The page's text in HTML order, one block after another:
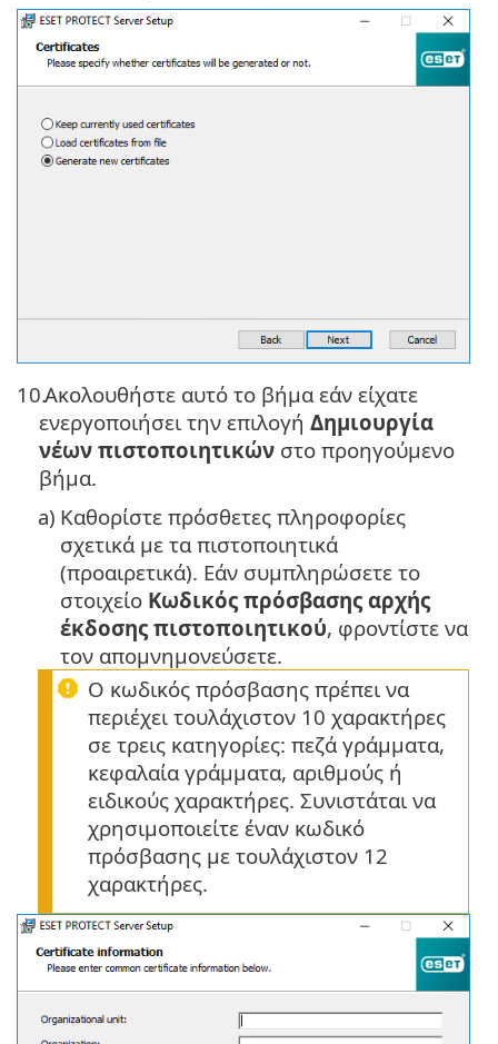
10.Ακολουθήστε αυτό το βήμα εάν είχατε
ενεργοποιήσει την επιλογή Δημιουργία
νέων πιστοποιητικών στο προηγούμενο
βήμα.
a) Καθορίστε πρόσθετες πληροφορίες
σχετικά με τα πιστοποιητικά
(προαιρετικά). Εάν συμπληρώσετε το
στοιχείο Κωδικός πρόσβασης αρχής
έκδοσης πιστοποιητικού, φροντίστε να
τον απομνημονεύσετε.
Ο κωδικός πρόσβασης πρέπει να
περιέχει τουλάχιστον 10 χαρακτήρες
σε τρεις κατηγορίες: πεζά γράμματα,
κεφαλαία γράμματα, αριθμούς ή
ειδικούς χαρακτήρες. Συνιστάται να
χρησιμοποιείτε έναν κωδικό
πρόσβασης με τουλάχιστον 12
χαρακτήρες.